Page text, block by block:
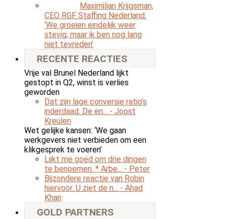
Maximilian Krijgsman,
CEO RGF Staffing Nederland:
‘We groeien eindelijk weer
stevig, maar ik ben nog lang
niet tevreden’
RECENTE REACTIES
Vrije val Brunel Nederland lijkt
gestopt in Q2, winst is verlies
geworden
Dat zijn lage conversie ratio’s
inderdaad. De en... - Joost
Kreulen
Wet gelijke kansen: ‘We gaan
werkgevers niet verbieden om een
klikgesprek te voeren’
Lijkt me goed om drie dingen
te benoemen. * Arbe... - Peter
Bijzondere reactie van Robin
hiervoor. U ziet de n... - Ahad
Khan
GOLD PARTNERS